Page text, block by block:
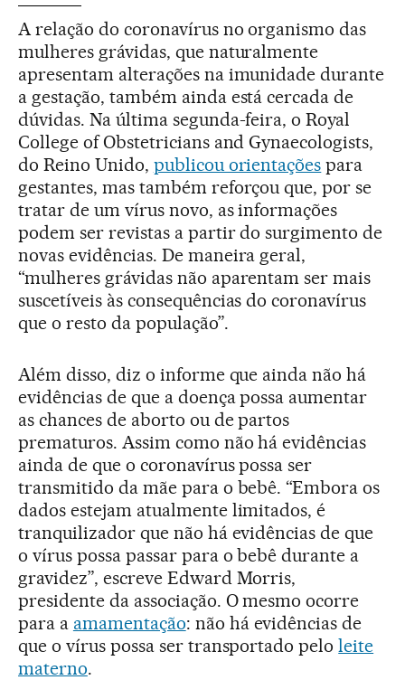
A relação do coronavírus no organismo das
mulheres grávidas, que naturalmente
apresentam alterações na imunidade durante
a gestação, também ainda está cercada de
dúvidas. Na última segunda-feira, o Royal
College of Obstetricians and Gynaecologists,
do Reino Unido, publicou orientações para
gestantes, mas também reforçou que, por se
tratar de um vírus novo, as informações
podem ser revistas a partir do surgimento de
novas evidências. De maneira geral,
“mulheres grávidas não aparentam ser mais
suscetíveis às consequências do coronavírus
que o resto da população”.
Além disso, diz o informe que ainda não há
evidências de que a doença possa aumentar
as chances de aborto ou de partos
prematuros. Assim como não há evidências
ainda de que o coronavírus possa ser
transmitido da mãe para o bebê. “Embora os
dados estejam atualmente limitados, é
tranquilizador que não há evidências de que
o vírus possa passar para o bebê durante a
gravidez”, escreve Edward Morris,
presidente da associação. O mesmo ocorre
para a amamentação: não há evidências de
que o vírus possa ser transportado peloleite
materno.